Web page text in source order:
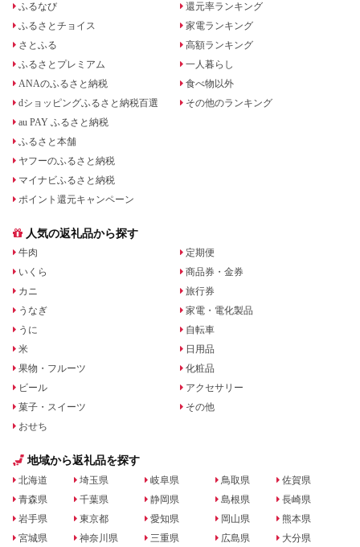
ふるなび
ふるさとチョイス
さとふる
ふるさとプレミアム
ANAのふるさと納税
dショッピングふるさと納税百選
au PAY ふるさと納税
ふるさと本舗
ヤフーのふるさと納税
マイナビふるさと納税
ポイント還元キャンペーン
還元率ランキング
家電ランキング
高額ランキング
一人暮らし
食べ物以外
その他のランキング
人気の返礼品から探す
牛肉
いくら
カニ
うなぎ
うに
米
果物・フルーツ
ビール
菓子・スイーツ
おせち
定期便
商品券・金券
旅行券
家電・電化製品
自転車
日用品
化粧品
アクセサリー
その他
地域から返礼品を探す
北海道
青森県
岩手県
宮城県
埼玉県
千葉県
東京都
神奈川県
岐阜県
静岡県
愛知県
三重県
鳥取県
島根県
岡山県
広島県
佐賀県
長崎県
熊本県
大分県